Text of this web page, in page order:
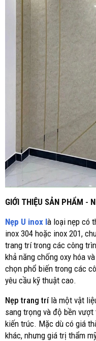
GIỚI THIỆU SẢN PHẨM -
Nẹp U inox là loại nẹp có
inox 304 hoặc inox 201,
trang trí trong các công
khả năng chống oxy hóa
chọn phổ biến trong các
yêu cầu kỹ thuật cao.
Nẹp trang trílà một vật
sang trọng và độ bền
kiến trúc. Mặc dù có giá
khác, nhưng giá trị thẩm